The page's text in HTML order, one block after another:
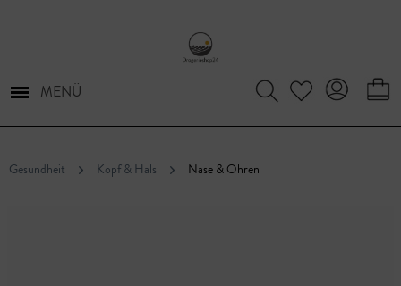
MENÜ
Gesundheit Kopf & Hals Nase & Ohren